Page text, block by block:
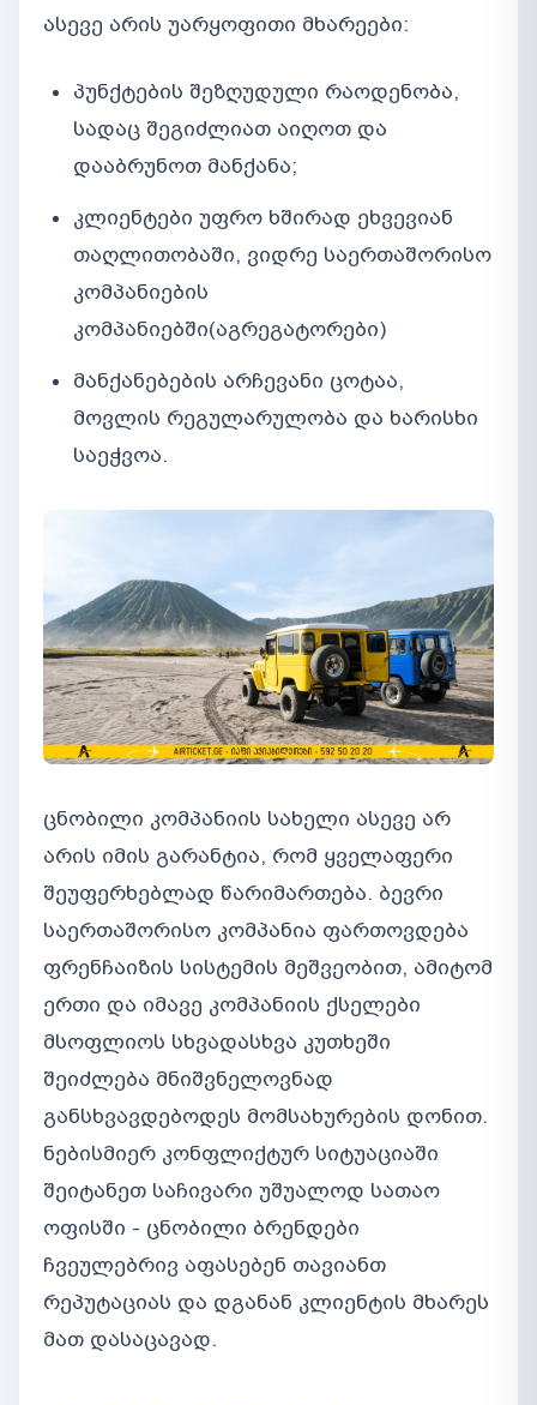
ასევე არის უარყოფითი მხარეები:
პუნქტების შეზღუდული რაოდენობა,
სადაც შეგიძლიათ აიღოთ და
დააბრუნოთ მანქანა;
კლიენტები უფრო ხშირად ეხვევიან
თაღლითობაში, ვიდრე საერთაშორისო
კომპანიების
კომპანიებში(აგრეგატორები)
მანქანებების არჩევანი ცოტაა,
მოვლის რეგულარულობა და ხარისხი
საეჭვოა.
ცნობილი კომპანიის სახელი ასევე არ
არის იმის გარანტია, რომ ყველაფერი
შეუფერხებლად წარიმართება. ბევრი
საერთაშორისო კომპანია ფართოვდება
ფრენჩაიზის სისტემის მეშვეობით, ამიტომ
ერთი და იმავე კომპანიის ქსელები
მსოფლიოს სხვადასხვა კუთხეში
შეიძლება მნიშვნელოვნად
განსხვავდებოდეს მომსახურების დონით.
ნებისმიერ კონფლიქტურ სიტუაციაში
შეიტანეთ საჩივარი უშუალოდ სათაო
ოფისში - ცნობილი ბრენდები
ჩვეულებრივ აფასებენ თავიანთ
რეპუტაციას და დგანან კლიენტის მხარეს
მათ დასაცავად.